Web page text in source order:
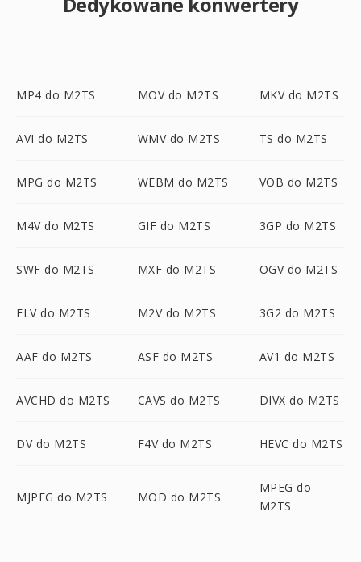
MP4 do M2TS MOV do M2TS MKV do M2TS
AVI do M2TS WMV do M2TS TS do M2TS
MPG do M2TS WEBM do M2TS VOB do M2TS
M4V do M2TS GIF do M2TS 3GP do M2TS
SWF do M2TS MXF do M2TS OGV do M2TS
FLV do M2TS M2V do M2TS 3G2 do M2TS
AAF do M2TS ASF do M2TS AV1 do M2TS
AVCHD do M2TS CAVS do M2TS DIVX do M2TS
DV do M2TS F4V do M2TS HEVC do M2TS
MJPEG do M2TS MOD do M2TS
MPEG do
M2TS